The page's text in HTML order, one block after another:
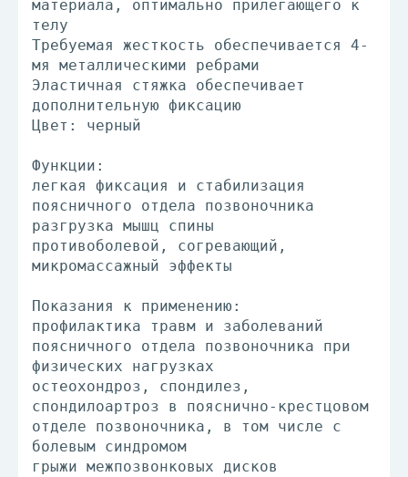
материала, оптимально прилегающего к
телу
Требуемая жесткость обеспечивается 4-
мя металлическими ребрами
Эластичная стяжка обеспечивает
дополнительную фиксацию
Цвет: черный
Функции:
легкая фиксация и стабилизация
поясничного отдела позвоночника
разгрузка мышц спины
противоболевой, согревающий,
микромассажный эффекты
Показания к применению:
профилактика травм и заболеваний
поясничного отдела позвоночника при
физических нагрузках
остеохондроз, спондилез,
спондилоартроз в пояснично-крестцовом
отделе позвоночника, в том числе с
болевым синдромом
грыжи межпозвонковых дисков